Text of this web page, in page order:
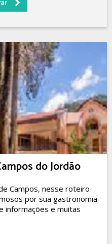
do Jordão
Campos, nesse roteiro
por sua gastronomia
informações e muitas